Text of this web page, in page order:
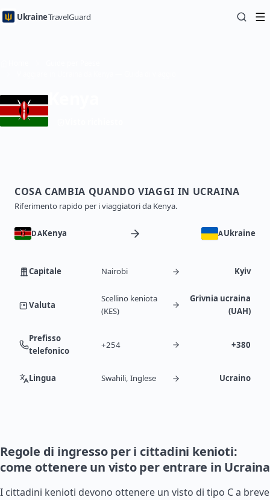
UkraineTravelGuard
COSA CAMBIA QUANDO VIAGGI IN UCRAINA
Riferimento rapido per i viaggiatori da Kenya.
DAKenya AUkraine
Capitale Nairobi Kyiv
Valuta
Scellino keniota
(KES)
Grivnia ucraina
(UAH)
Prefisso
telefonico
+254 +380
Lingua Swahili, Inglese Ucraino
Regole di ingresso per i cittadini kenioti:
come ottenere un visto per entrare in Ucraina
I cittadini kenioti devono ottenere un visto di tipo C a breve